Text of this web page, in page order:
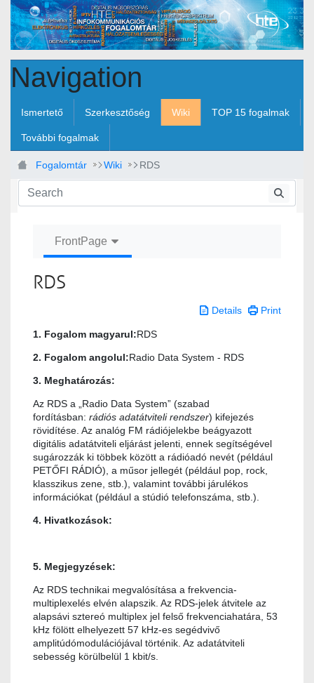
Skip to Main Content
Navigation
Ismertető Szerkesztőség Wiki TOP 15 fogalmak
További fogalmak
Fogalomtár Wiki RDS
FrontPage
RDS
Details Print
1. Fogalom magyarul:RDS
2. Fogalom angolul:Radio Data System - RDS
3. Meghatározás:
Az RDS a „Radio Data System” (szabad
fordításban: rádiós adatátviteli rendszer) kifejezés
rövidítése. Az analóg FM rádiójelekbe beágyazott
digitális adatátviteli eljárást jelenti, ennek segítségével
sugározzák ki többek között a rádióadó nevét (például
PETŐFI RÁDIÓ), a műsor jellegét (például pop, rock,
klasszikus zene, stb.), valamint további járulékos
információkat (például a stúdió telefonszáma, stb.).
4. Hivatkozások:
5. Megjegyzések:
Az RDS technikai megvalósítása a frekvencia-
multiplexelés elvén alapszik. Az RDS-jelek átvitele az
alapsávi sztereó multiplex jel felső frekvenciahatára, 53
kHz fölött elhelyezett 57 kHz-es segédvivő
amplitúdómodulációjával történik. Az adatátviteli
sebesség körülbelül 1 kbit/s.